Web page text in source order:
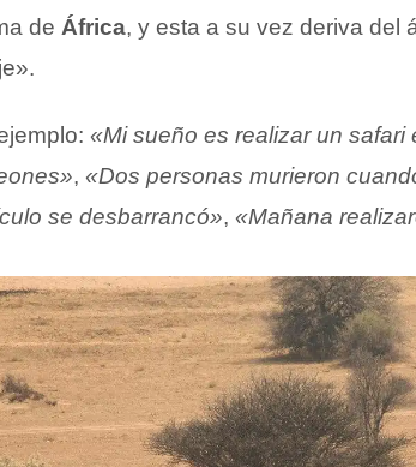
de África, y esta a su vez deriva del
«Mi sueño es realizar un
, «Dos personas murieron
se desbarrancó», «Mañana